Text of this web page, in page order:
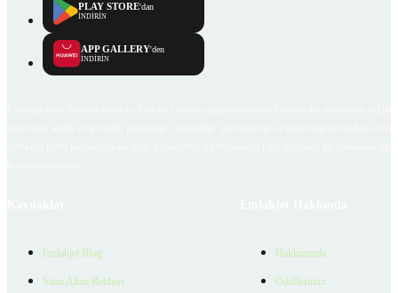
PLAY STORE'dan
İNDİRİN
APP GALLERY'den
İNDİRİN
Emlakjet Blog
Satın Alma Rehberi
Hakkımızda
Ödüllerimiz